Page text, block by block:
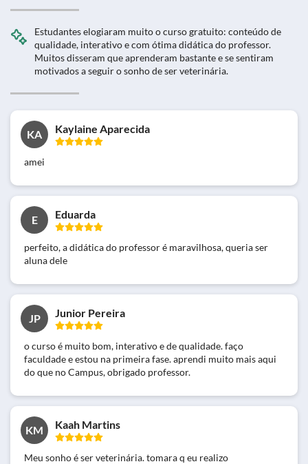
Estudantes elogiaram muito o curso gratuito: conteúdo de
qualidade, interativo e com ótima didática do professor.
Muitos disseram que aprenderam bastante e se sentiram
motivados a seguir o sonho de ser veterinária.
KA Kaylaine Aparecida
amei
E Eduarda
perfeito, a didática do professor é maravilhosa, queria ser
aluna dele
JP Junior Pereira
o curso é muito bom, interativo e de qualidade. faço
faculdade e estou na primeira fase. aprendi muito mais aqui
do que no Campus, obrigado professor.
KM Kaah Martins
Meu sonho é ser veterinária. tomara q eu realizo